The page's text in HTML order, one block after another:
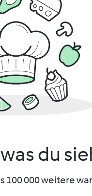
du
100 000 weitere